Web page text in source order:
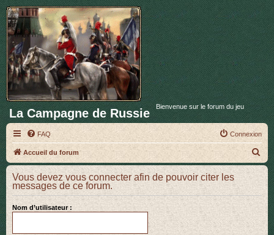
La Campagne de Russie Bienvenue sur le forum du jeu
FAQ Connexion
Accueil du forum
e
c
h
Vous devez vous connecter afin de pouvoir citer les
messages de ce forum.
Nom d’utilisateur :